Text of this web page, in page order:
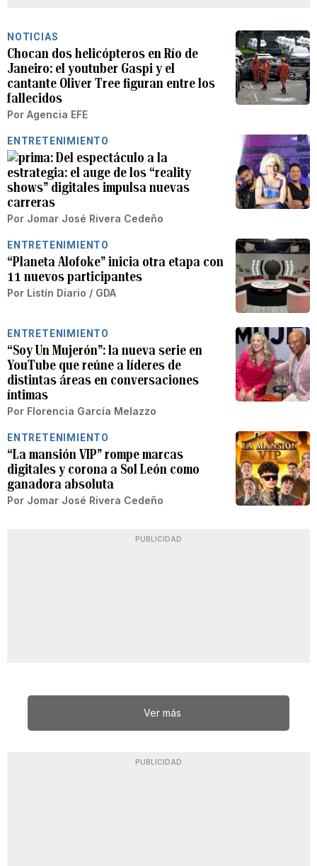
NOTICIAS
Chocan dos helicópteros en Río de
Janeiro: el youtuber Gaspi y el
cantante Oliver Tree figuran entre los
fallecidos
Por Agencia EFE
ENTRETENIMIENTO
Del espectáculo a la
estrategia: el auge de los “reality
shows” digitales impulsa nuevas
carreras
Por Jomar José Rivera Cedeño
ENTRETENIMIENTO
“Planeta Alofoke” inicia otra etapa con
11 nuevos participantes
Por Listín Diario / GDA
ENTRETENIMIENTO
“Soy Un Mujerón”: la nueva serie en
YouTube que reúne a líderes de
distintas áreas en conversaciones
íntimas
Por Florencia García Melazzo
ENTRETENIMIENTO
“La mansión VIP” rompe marcas
digitales y corona a Sol León como
ganadora absoluta
Por Jomar José Rivera Cedeño
PUBLICIDAD
Ver más
PUBLICIDAD